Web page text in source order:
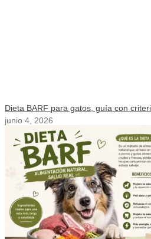
Dieta BARF para gatos, guía con
junio 4, 2026